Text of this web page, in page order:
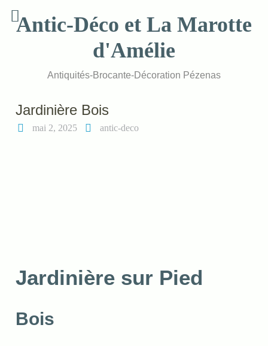
contentAntic-Déco et La Marotte
d'Amélie
Antiquités-Brocante-Décoration Pézenas
Jardinière Bois
mai 2, 2025 antic-deco
Jardinière sur Pied
Bois